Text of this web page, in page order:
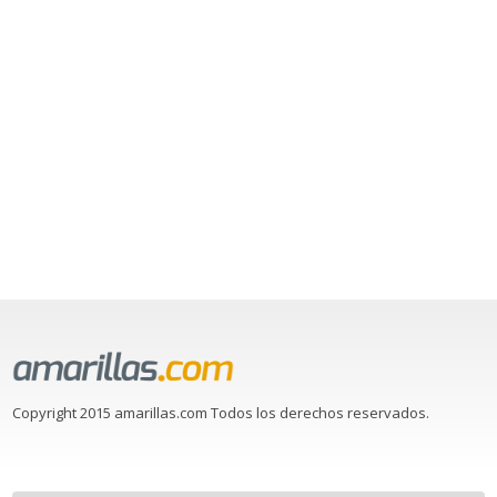
Copyright 2015 amarillas.com Todos los derechos reservados.